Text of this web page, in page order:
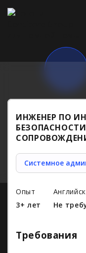
ИНЖЕНЕР ПО
Системное
Опыт
3+ лет
Не
Требования